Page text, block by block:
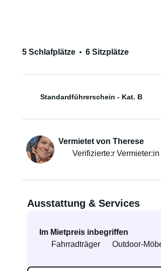
5 Schlafplätze
6 Sitzplätze
Standardführerschein - Kat. B
Vermietet von Therese
Verifizierte:r Vermieter:in
Ausstattung & Services
Im Mietpreis inbegriffen
Fahrradträger
Outdoor-